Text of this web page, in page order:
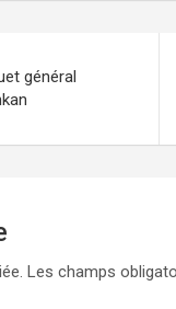
général
Les champs